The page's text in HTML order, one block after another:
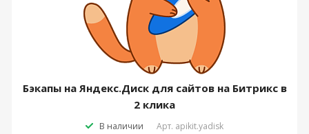
Бэкапы на Яндекс.Диск для сайтов на Битрикс в
2 клика
В наличии Арт. apikit.yadisk